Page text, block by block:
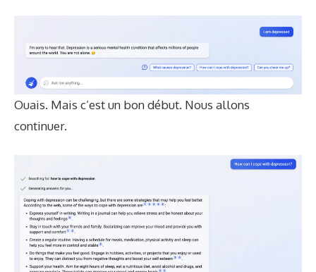
Ouais. Mais c’est un bon début. Nous allons
continuer.